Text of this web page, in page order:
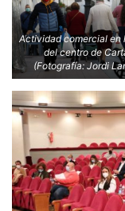
Actividad comercial en
del centro de
(Fotografía: Jordi